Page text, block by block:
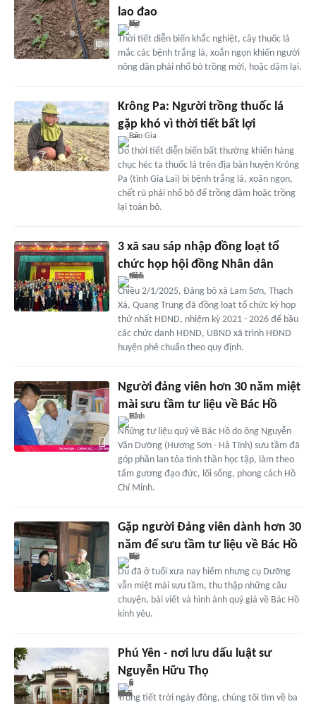
lao đao
Thời tiết diễn biến khắc nghiệt, cây thuốc lá
mắc các bệnh trắng lá, xoắn ngọn khiến người
nông dân phải nhổ bỏ trồng mới, hoặc dặm lại.
Krông Pa: Người trồng thuốc lá
gặp khó vì thời tiết bất lợi
Do thời tiết diễn biến bất thường khiến hàng
chục héc ta thuốc lá trên địa bàn huyện Krông
Pa (tỉnh Gia Lai) bị bệnh trắng lá, xoăn ngọn,
chết rũ phải nhổ bỏ để trồng dặm hoặc trồng
lại toàn bộ.
3 xã sau sáp nhập đồng loạt tổ
chức họp hội đồng Nhân dân
Chiều 2/1/2025, Đảng bộ xã Lam Sơn, Thạch
Xá, Quang Trung đã đồng loạt tổ chức kỳ họp
thứ nhất HĐND, nhiệm kỳ 2021 - 2026 để bầu
các chức danh HĐND, UBND xã trình HĐND
huyện phê chuẩn theo quy định.
Người đảng viên hơn 30 năm miệt
mài sưu tầm tư liệu về Bác Hồ
Những tư liệu quý về Bác Hồ do ông Nguyễn
Văn Dưỡng (Hương Sơn - Hà Tĩnh) sưu tầm đã
góp phần lan tỏa tinh thần học tập, làm theo
tấm gương đạo đức, lối sống, phong cách Hồ
Chí Minh.
Gặp người Đảng viên dành hơn 30
năm để sưu tầm tư liệu về Bác Hồ
Dù đã ở tuổi xưa nay hiếm nhưng cụ Dưỡng
vẫn miệt mài sưu tầm, thu thập những câu
chuyện, bài viết và hình ảnh quý giá về Bác Hồ
kính yêu.
Phú Yên - nơi lưu dấu luật sư
Nguyễn Hữu Thọ
Trong tiết trời ngày đông, chúng tôi tìm về ba